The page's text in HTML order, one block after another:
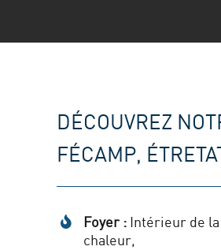
DÉCOUVREZ
FÉCAMP,
Foyer :Intérieur de la
chaleur,